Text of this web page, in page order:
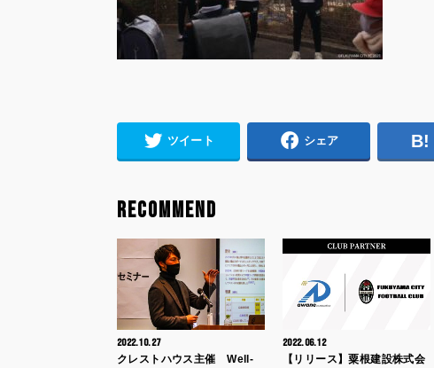
ツイート シェア
RECOMMEND
2022.10.27
クレストハウス主催 Well-
2022.06.12
【リリース】粟根建設株式会